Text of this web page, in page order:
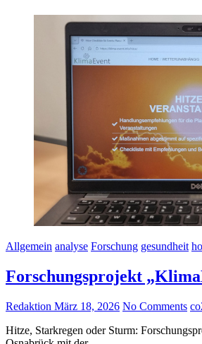
Allgemein analyse Forschung gesundheit
Forschungsprojekt
Redaktion März 18, 2026 No Comments
Hitze, Starkregen oder Sturm: